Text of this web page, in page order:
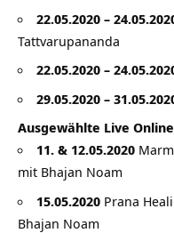
22.05.2020 –
Tattvarupananda
22.05.2020 –
29.05.2020 –
Ausgewählte Live
11. & 12.05.2020
mit Bhajan Noam
15.05.2020 Prana
Bhajan Noam